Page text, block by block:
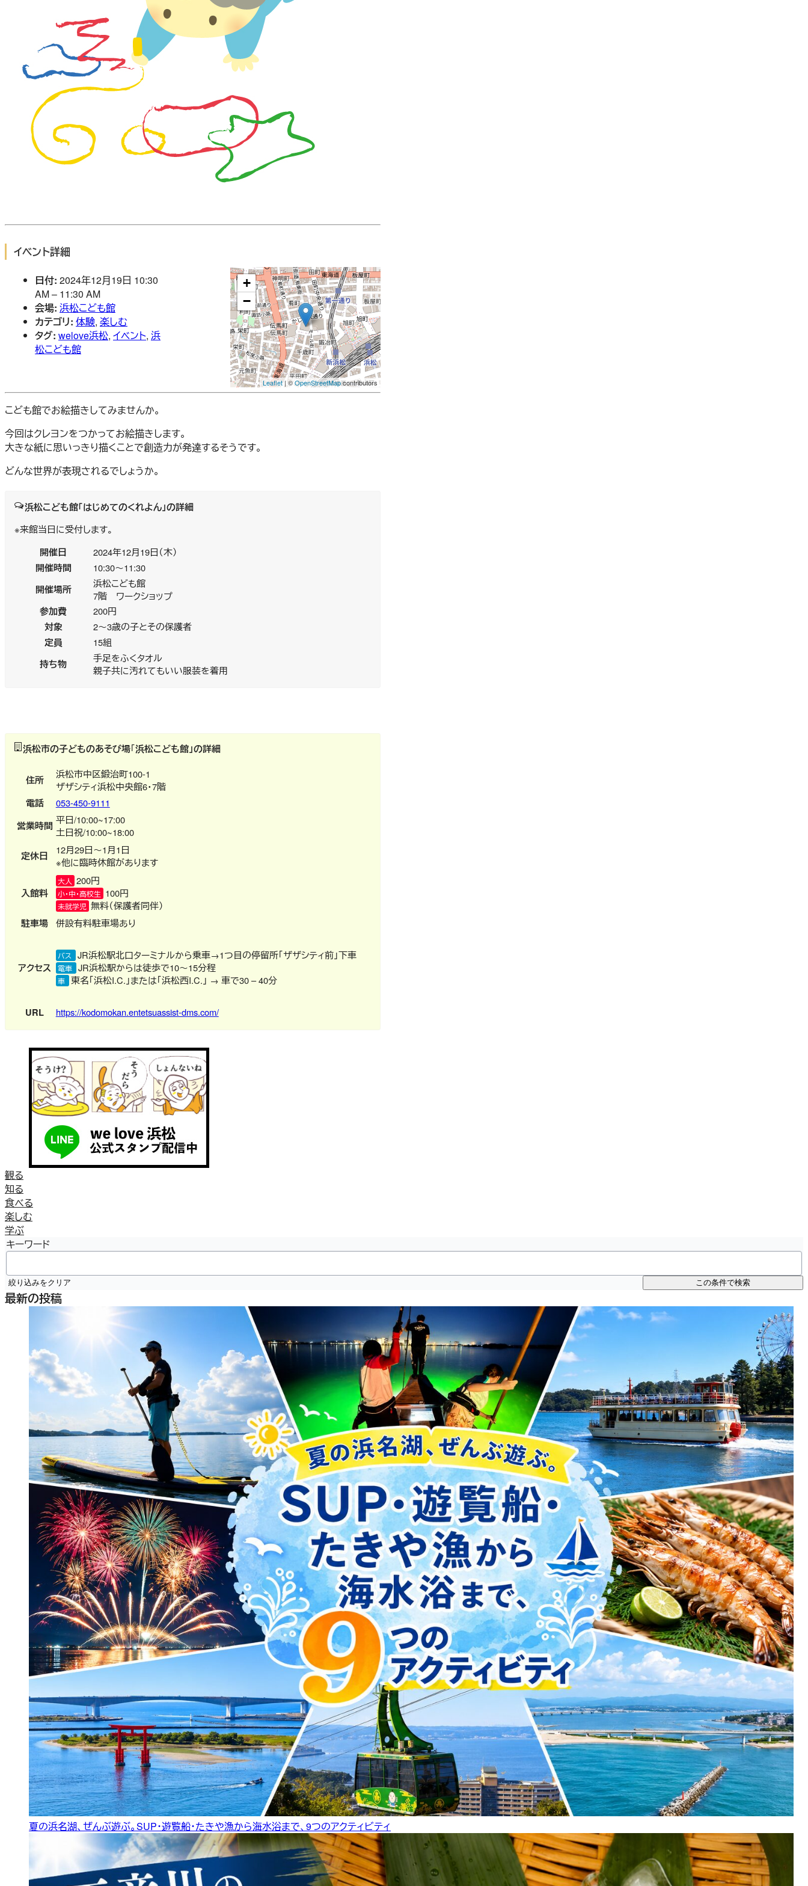
イベント詳細
日付: 2024年12月19日 10:30
AM– 11:30 AM
会場: 浜松こども館
カテゴリ: 体験, 楽しむ
タグ: welove浜松, イベント, 浜
松こども館
+
−
Leaflet| ©OpenStreetMapcontributors
こども館でお絵描きしてみませんか。
今回はクレヨンをつかってお絵描きします。
大きな紙に思いっきり描くことで創造力が発達するそうです。
どんな世界が表現されるでしょうか。
浜松こども館「はじめてのくれよん」の詳細
※来館当日に受付します。
開催日 2024年12月19日（木）
開催時間 10:30～11:30
開催場所
浜松こども館
7階 ワークショップ
参加費 200円
対象 2～3歳の子とその保護者
定員 15組
持ち物
手足をふくタオル
親子共に汚れてもいい服装を着用
浜松市の子どものあそび場「浜松こども館」の詳細
住所
浜松市中区鍛治町100-1
ザザシティ浜松中央館6・7階
電話 053-450-9111
営業時間 平日/10:00~17:00
土日祝/10:00~18:00
定休日
12月29日～1月1日
※他に臨時休館があります
入館料
大人 200円
小・中・高校生 100円
未就学児 無料（保護者同伴）
駐車場 併設有料駐車場あり
アクセス
バス JR浜松駅北口ターミナルから乗車→1つ目の停留所「ザザシティ前」下車
電車 JR浜松駅からは徒歩で10～15分程
車 東名「浜松I.C.」または「浜松西I.C.」 → 車で30 – 40分
URL https://kodomokan.entetsuassist-dms.com/
観る
知る
食べる
楽しむ
学ぶ
キーワード
絞り込みをクリア この条件で検索
最新の投稿
夏の浜名湖、ぜんぶ遊ぶ。SUP・遊覧船・たきや漁から海水浴まで、9つのアクティビティ